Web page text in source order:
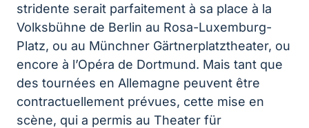
stridente serait parfaitement à sa place à la
Volksbühne de Berlin au Rosa-Luxemburg-
Platz, ou au Münchner Gärtnerplatztheater, ou
encore à l’Opéra de Dortmund. Mais tant que
des tournées en Allemagne peuvent être
contractuellement prévues, cette mise en
scène, qui a permis au Theater für